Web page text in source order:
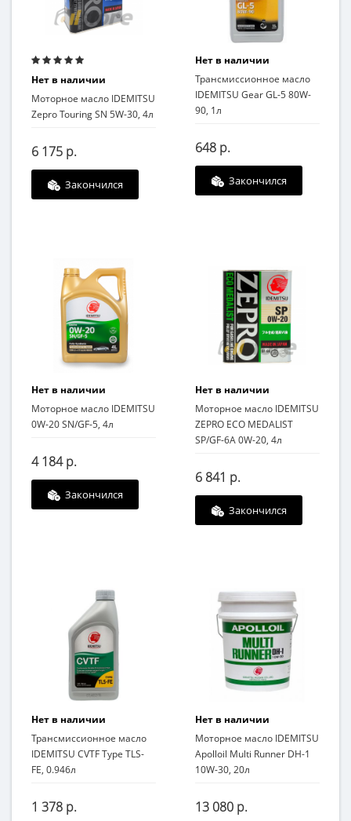
Нет в наличии
Моторное масло IDEMITSU
Zepro Touring SN 5W-30, 4л
6 175 р.
Закончился
Нет в наличии
Трансмиссионное масло
IDEMITSU Gear GL-5 80W-
90, 1л
648 р.
Закончился
Нет в наличии
Моторное масло IDEMITSU
0W-20 SN/GF-5, 4л
4 184 р.
Закончился
Нет в наличии
Моторное масло IDEMITSU
ZEPRO ECO MEDALIST
SP/GF-6A 0W-20, 4л
6 841 р.
Закончился
Нет в наличии
Трансмиссионное масло
IDEMITSU CVTF Type TLS-
FE, 0.946л
1 378 р.
Нет в наличии
Моторное масло IDEMITSU
Apolloil Multi Runner DH-1
10W-30, 20л
13 080 р.